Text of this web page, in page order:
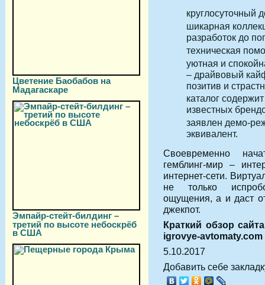
Цветение Баобабов на
Мадагаскаре
Эмпайр-стейт-билдинг –
третий по высоте небоскрёб
в США
круглосуточный
шикарная
разработок до
техническая
уютная и
– драйвовый
позитив и
каталог
известных
заявлен демо-
эквивалент.
Своевременно
гемблинг-мир –
интернет-сети.
не только
ощущения, а и даст
джекпот.
Краткий обзор
igrovye-
5.10.2017
Добавить себе